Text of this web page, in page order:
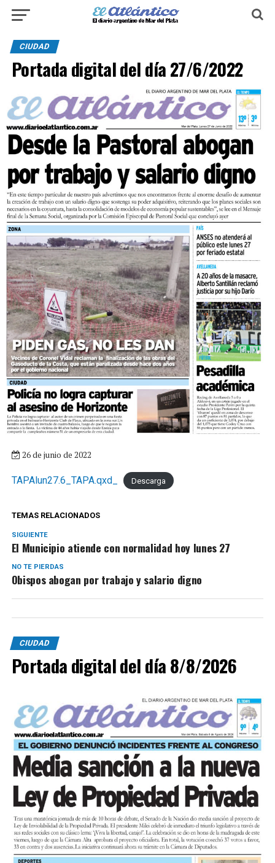
CIUDAD
Portada digital del día 27/6/2022
26 de junio de 2022
TAPAlun27.6_TAPA.qxd_ Descarga
TEMAS RELACIONADOS
SIGUIENTE
El Municipio atiende con normalidad hoy lunes 27
NO TE PIERDAS
Obispos abogan por trabajo y salario digno
CIUDAD
Portada digital del día 8/8/2026